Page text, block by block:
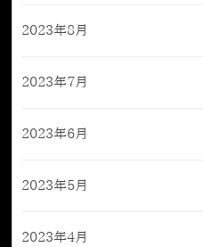
2023年8月
2023年7月
2023年6月
2023年5月
2023年4月